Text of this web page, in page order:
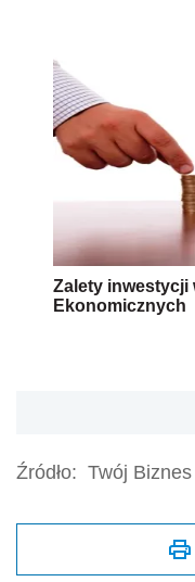
Zalety inwestycji
Ekonomicznych
Źródło: Twój Biznes